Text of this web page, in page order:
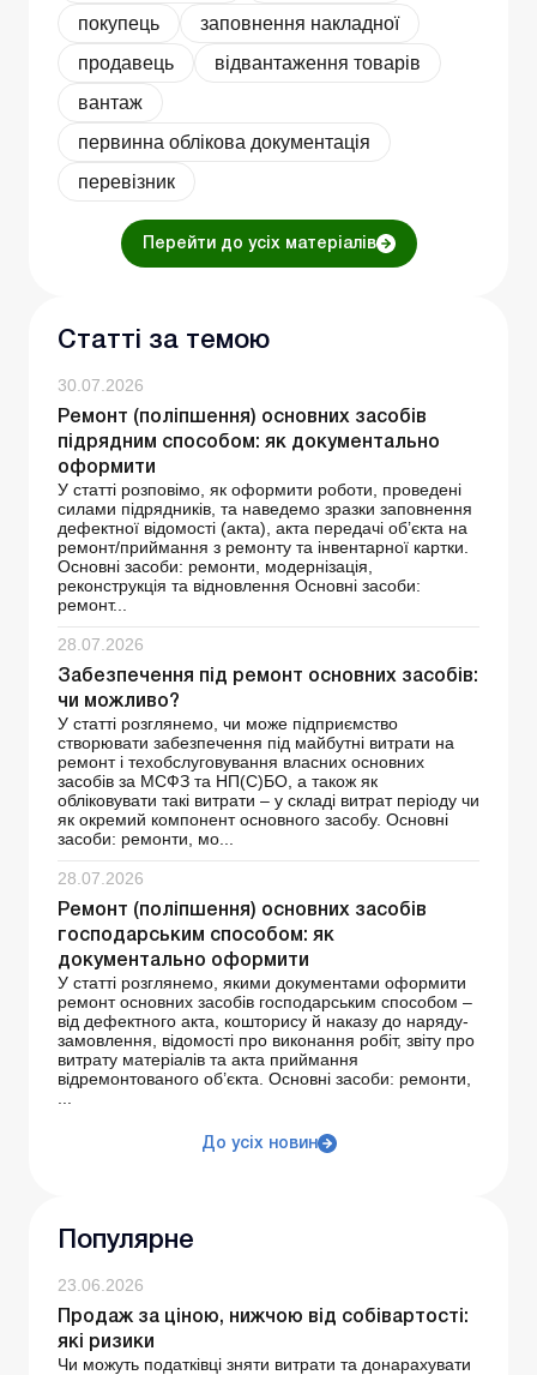
покупець
заповнення накладної
продавець
відвантаження товарів
вантаж
первинна облікова документація
перевізник
Перейти до усіх матеріалів
Статті за темою
30.07.2026
Ремонт (поліпшення) основних засобів
підрядним способом: як документально
оформити
У статті розповімо, як оформити роботи, проведені
силами підрядників, та наведемо зразки заповнення
дефектної відомості (акта), акта передачі об’єкта на
ремонт/приймання з ремонту та інвентарної картки.
Основні засоби: ремонти, модернізація,
реконструкція та відновлення Основні засоби:
ремонт...
28.07.2026
Забезпечення під ремонт основних засобів:
чи можливо?
У статті розглянемо, чи може підприємство
створювати забезпечення під майбутні витрати на
ремонт і техобслуговування власних основних
засобів за МСФЗ та НП(С)БО, а також як
обліковувати такі витрати – у складі витрат періоду чи
як окремий компонент основного засобу. Основні
засоби: ремонти, мо...
28.07.2026
Ремонт (поліпшення) основних засобів
господарським способом: як
документально оформити
У статті розглянемо, якими документами оформити
ремонт основних засобів господарським способом –
від дефектного акта, кошторису й наказу до наряду-
замовлення, відомості про виконання робіт, звіту про
витрату матеріалів та акта приймання
відремонтованого об’єкта. Основні засоби: ремонти,
...
До усіх новин
Популярне
23.06.2026
Продаж за ціною, нижчою від собівартості:
які ризики
Чи можуть податківці зняти витрати та донарахувати